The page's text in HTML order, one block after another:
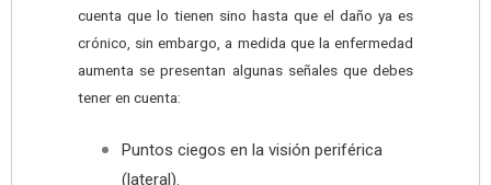
cuenta que lo tienen sino hasta que el daño ya es
crónico, sin embargo, a medida que la enfermedad
aumenta se presentan algunas señales que debes
tener en cuenta:
Puntos ciegos en la visión periférica
(lateral).